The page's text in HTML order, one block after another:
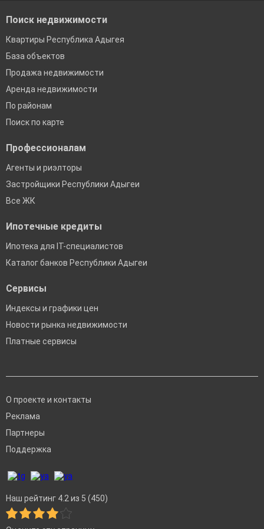
Поиск недвижимости
Квартиры Республика Адыгея
База объектов
Продажа недвижимости
Аренда недвижимости
По районам
Поиск по карте
Профессионалам
Агенты и риэлторы
Застройщики Республики Адыгеи
Все ЖК
Ипотечные кредиты
Ипотека для IT-специалистов
Каталог банков Республики Адыгеи
Сервисы
Индексы и графики цен
Новости рынка недвижимости
Платные сервисы
О проекте и контакты
Реклама
Партнеры
Поддержка
Наш рейтинг 4.2 из 5 (450)